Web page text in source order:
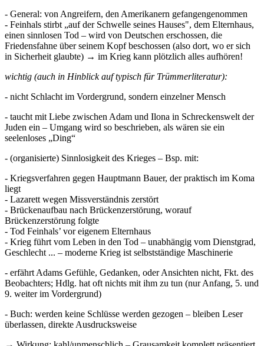
- General: von Angreifern, den Amerikanern gefangengenommen
- Feinhals stirbt „auf der Schwelle seines Hauses", dem Elternhaus,
einen sinnlosen Tod – wird von Deutschen erschossen, die
Friedensfahne über seinem Kopf beschossen (also dort, wo er sich
in Sicherheit glaubte) → im Krieg kann plötzlich alles aufhören!
wichtig (auch in Hinblick auf typisch für Trümmerliteratur):
- nicht Schlacht im Vordergrund, sondern einzelner Mensch
- taucht mit Liebe zwischen Adam und Ilona in Schreckenswelt der
Juden ein – Umgang wird so beschrieben, als wären sie ein
seelenloses „Ding“
- (organisierte) Sinnlosigkeit des Krieges – Bsp. mit:
- Kriegsverfahren gegen Hauptmann Bauer, der praktisch im Koma
liegt
- Lazarett wegen Missverständnis zerstört
- Brückenaufbau nach Brückenzerstörung, worauf
Brückenzerstörung folgte
- Tod Feinhals’ vor eigenem Elternhaus
- Krieg führt vom Leben in den Tod – unabhängig vom Dienstgrad,
Geschlecht ... – moderne Krieg ist selbstständige Maschinerie
- erfährt Adams Gefühle, Gedanken, oder Ansichten nicht, Fkt. des
Beobachters; Hdlg. hat oft nichts mit ihm zu tun (nur Anfang, 5. und
9. weiter im Vordergrund)
- Buch: werden keine Schlüsse werden gezogen – bleiben Leser
überlassen, direkte Ausdrucksweise